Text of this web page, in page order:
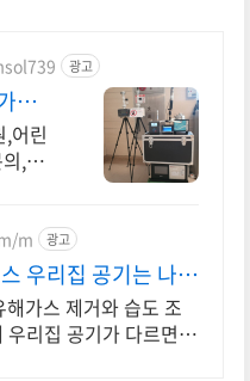
광고
람
어린
,카
m 광고
우리집 공기는 나비
가스 제거와 습도 조
리집 공기가 다르면,